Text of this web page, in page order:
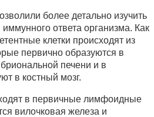
более детально изучить
ответа организма. Как
клетки происходят из
первично образуются в
печени и в
в костный мозг.
в первичные лимфоидные
вилочковая железа и